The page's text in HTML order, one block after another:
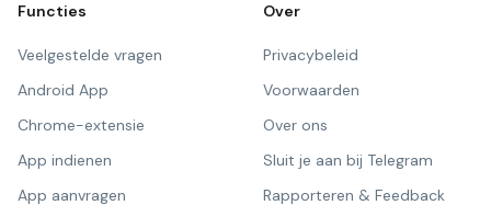
Functies
Veelgestelde vragen
Android App
Chrome-extensie
App indienen
App aanvragen
Over
Privacybeleid
Voorwaarden
Over ons
Sluit je aan bij Telegram
Rapporteren & Feedback